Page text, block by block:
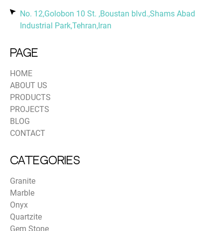
No. 12,Golobon 10 St. ,Boustan blvd.,Shams Abad
Industrial Park,Tehran,Iran
PAGE
HOME
ABOUT US
PRODUCTS
PROJECTS
BLOG
CONTACT
Categories
Granite
Marble
Onyx
Quartzite
Gem Stone